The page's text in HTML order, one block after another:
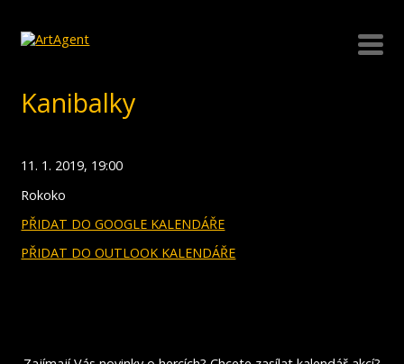
Kanibalky
11. 1. 2019, 19:00
Rokoko
PŘIDAT DO GOOGLE KALENDÁŘE
PŘIDAT DO OUTLOOK KALENDÁŘE